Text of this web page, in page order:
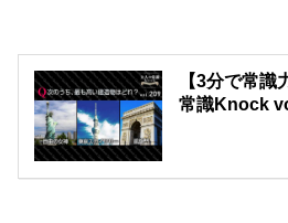
【3分で常
常識Knock